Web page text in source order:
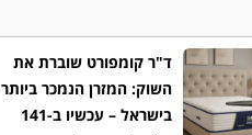
ד"ר קומפורט שוברת את
השוק: המזרן הנמכר ביותר
בישראל – עכשיו ב-141